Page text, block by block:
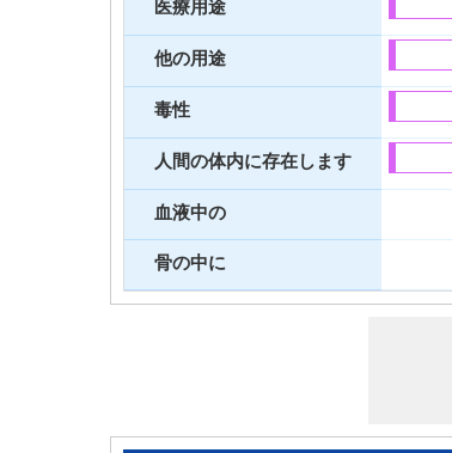
医療用途
他の用途
毒性
人間の体内に存在します
血液中の
骨の中に